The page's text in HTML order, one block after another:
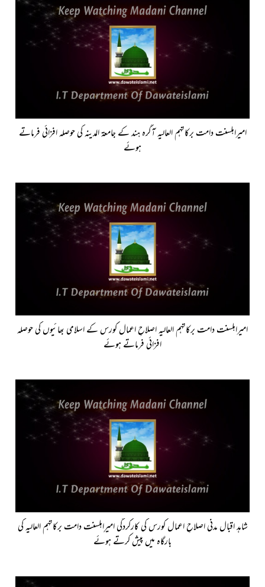
امیراہلسنت دامت برکاتہم العالیہ آگرہ ہند کے جامعۃ المدینہ کی حوصلہ افزائی فرماتے
ہوئے
امیراہلسنت دامت برکاتہم العالیہ اصلاحِ اعمال کورس کے اسلامی بھائیوں کی حوصلہ
افزائی فرماتے ہوئے
شاہد اقبال مدنی اصلاحِ اعمال کورس کی کارکردگی امیرِاہلسنت دامت برکاتہم العالیہ کی
بارگاہ میں پیش کرتے ہوئے